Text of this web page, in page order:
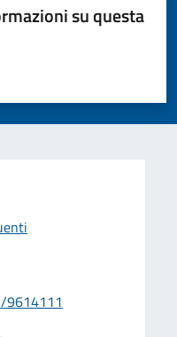
su questa
9614111